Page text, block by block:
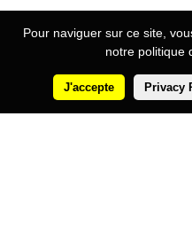
manufacturing
equipment
Pour naviguer sur ce site,
notre politique
J'accepte Privacy